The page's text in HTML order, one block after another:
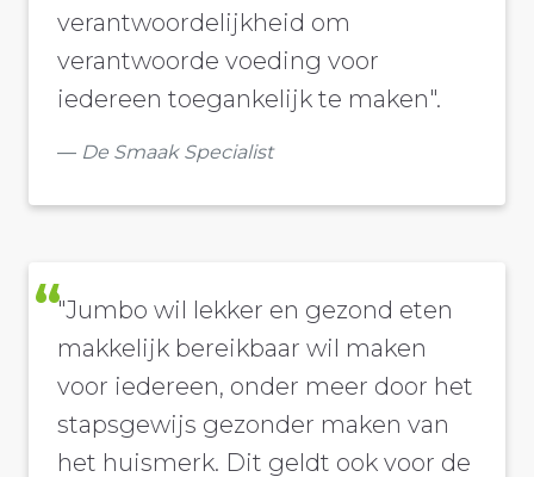
verantwoordelijkheid om
verantwoorde voeding voor
iedereen toegankelijk te maken".
De Smaak Specialist
"Jumbo wil lekker en gezond eten
makkelijk bereikbaar wil maken
voor iedereen, onder meer door het
stapsgewijs gezonder maken van
het huismerk. Dit geldt ook voor de